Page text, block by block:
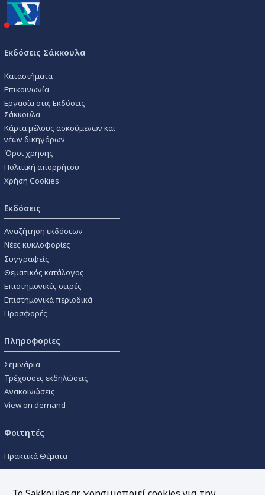
Εκδόσεις Σάκκουλα
Καταστήματα
Επικοινωνία
Εργασία στις Εκδόσεις
Σάκκουλα
Κάρτα μέλους ασκούμενων και
νέων δικηγόρων
Όροι χρήσης
Πολιτική απορρήτου
Χρήση Cookies
Εκδόσεις
Αναζήτηση εκδόσεων
Νέες κυκλοφορίες
Συγγραφείς
Θεματικός κατάλογος
Επιστημονικές σειρές
Επιστημονικά περιοδικά
Προσφορές
Πληροφορίες
Σεμινάρια
Τρέχουσες εκδηλώσεις
Ανακοινώσεις
View on demand
Φοιτητές
Πρακτικά Θέματα
Οικονομικοί Κώδικες